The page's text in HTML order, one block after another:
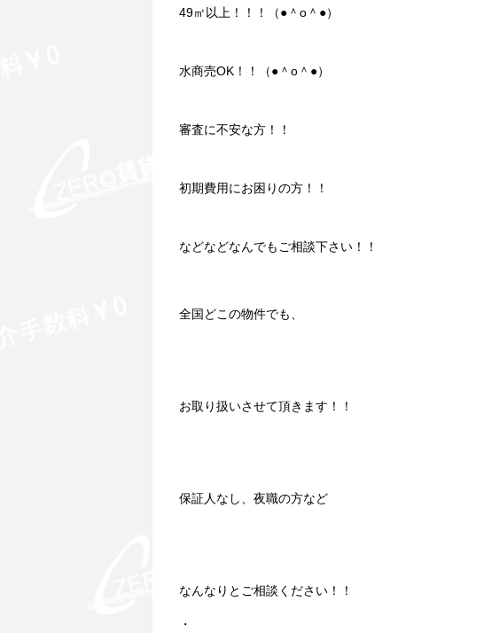
49㎡以上！！！（●＾o＾●）
水商売OK！！（●＾o＾●）
審査に不安な方！！
初期費用にお困りの方！！
などなどなんでもご相談下さい！！
全国どこの物件でも、
お取り扱いさせて頂きます！！
保証人なし、夜職の方など
なんなりとご相談ください！！
・